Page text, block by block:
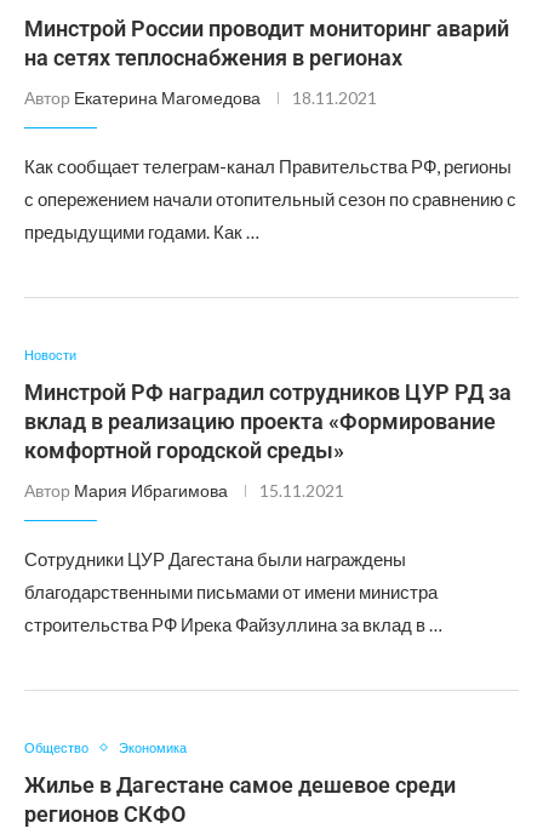
Минстрой России проводит мониторинг аварий
на сетях теплоснабжения в регионах
Автор Екатерина Магомедова 18.11.2021
Как сообщает телеграм-канал Правительства РФ, регионы
с опережением начали отопительный сезон по сравнению с
предыдущими годами. Как …
Новости
Минстрой РФ наградил сотрудников ЦУР РД за
вклад в реализацию проекта «Формирование
комфортной городской среды»
Автор Мария Ибрагимова 15.11.2021
Сотрудники ЦУР Дагестана были награждены
благодарственными письмами от имени министра
строительства РФ Ирека Файзуллина за вклад в …
Общество Экономика
Жилье в Дагестане самое дешевое среди
регионов СКФО